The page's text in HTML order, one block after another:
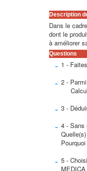
Description
Dans le
dont le
à améliorer
Questions
1 -
2 -
3 -
4 - Sans
5 -